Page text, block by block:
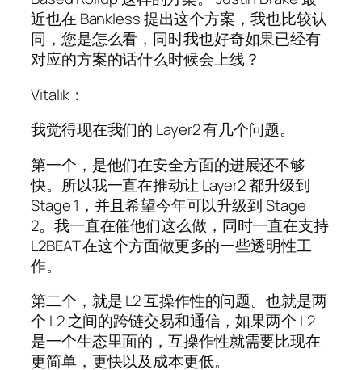
近也在 Bankless 提出这个方案，我也比较认
同，您是怎么看，同时我也好奇如果已经有
对应的方案的话什么时候会上线？
Vitalik：
我觉得现在我们的 Layer2 有几个问题。
第一个，是他们在安全方面的进展还不够
快。所以我一直在推动让 Layer2 都升级到
Stage 1，并且希望今年可以升级到 Stage
2。我一直在催他们这么做，同时一直在支持
L2BEAT 在这个方面做更多的一些透明性工
作。
第二个，就是 L2 互操作性的问题。也就是两
个 L2 之间的跨链交易和通信，如果两个 L2
是一个生态里面的，互操作性就需要比现在
更简单，更快以及成本更低。